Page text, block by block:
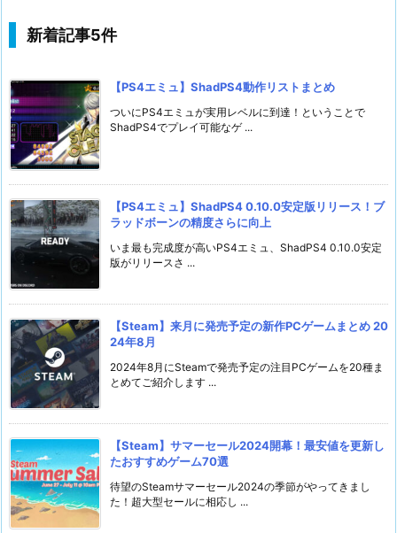
新着記事5件
【PS4エミュ】ShadPS4動作リストまとめ
ついにPS4エミュが実用レベルに到達！ということで
ShadPS4でプレイ可能なゲ ...
【PS4エミュ】ShadPS4 0.10.0安定版リリース！ブ
ラッドボーンの精度さらに向上
いま最も完成度が高いPS4エミュ、ShadPS4 0.10.0安定
版がリリースさ ...
【Steam】来月に発売予定の新作PCゲームまとめ 20
24年8月
2024年8月にSteamで発売予定の注目PCゲームを20種ま
とめてご紹介します ...
【Steam】サマーセール2024開幕！最安値を更新し
たおすすめゲーム70選
待望のSteamサマーセール2024の季節がやってきまし
た！超大型セールに相応し ...